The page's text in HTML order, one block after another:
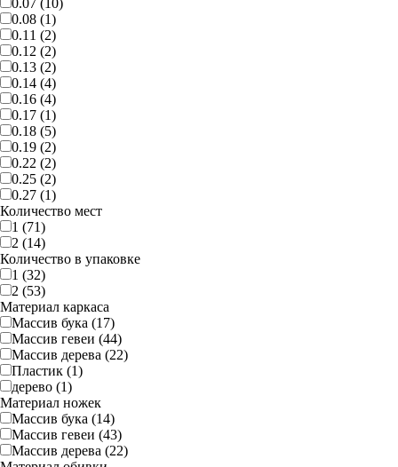
0.07 (10)
0.08 (1)
0.11 (2)
0.12 (2)
0.13 (2)
0.14 (4)
0.16 (4)
0.17 (1)
0.18 (5)
0.19 (2)
0.22 (2)
0.25 (2)
0.27 (1)
Количество мест
1 (71)
2 (14)
Количество в упаковке
1 (32)
2 (53)
Материал каркаса
Массив бука (17)
Массив гевеи (44)
Массив дерева (22)
Пластик (1)
дерево (1)
Материал ножек
Массив бука (14)
Массив гевеи (43)
Массив дерева (22)